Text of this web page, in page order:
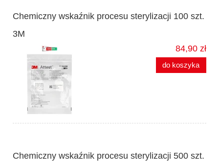
Chemiczny wskaźnik procesu sterylizacji 100 szt.
3M
84,90 zł
do koszyka
Chemiczny wskaźnik procesu sterylizacji 500 szt.